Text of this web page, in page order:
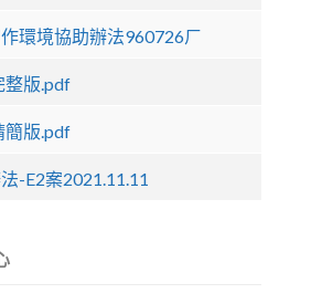
環境協助辦法960726ㄏ
整版.pdf
簡版.pdf
-E2案2021.11.11